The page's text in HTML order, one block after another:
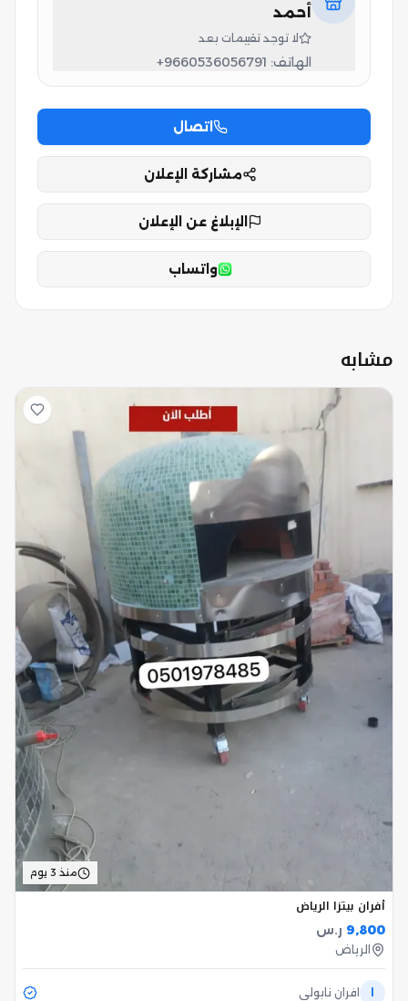
أحمد
لا توجد تقييمات بعد
الهاتف: +9660536056791
اتصال
مشاركة الإعلان
الإبلاغ عن الإعلان
واتساب
مشابه
منذ 3 يوم
أفران بيتزا الرياض
9,800 ر.س
الرياض
افران نابولي